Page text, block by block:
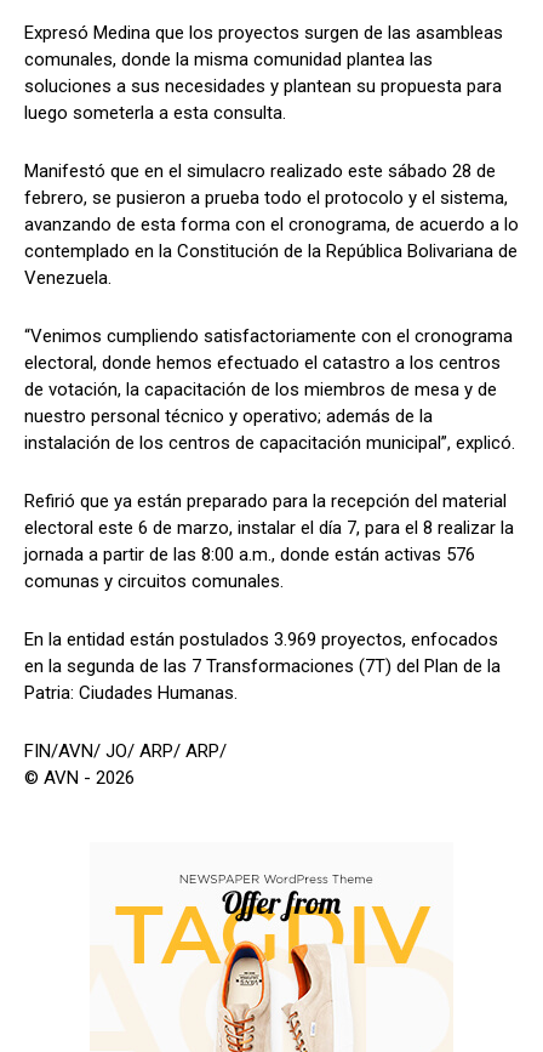
Expresó Medina que los proyectos surgen de las asambleas
comunales, donde la misma comunidad plantea las
soluciones a sus necesidades y plantean su propuesta para
luego someterla a esta consulta.
Manifestó que en el simulacro realizado este sábado 28 de
febrero, se pusieron a prueba todo el protocolo y el sistema,
avanzando de esta forma con el cronograma, de acuerdo a lo
contemplado en la Constitución de la República Bolivariana de
Venezuela.
“Venimos cumpliendo satisfactoriamente con el cronograma
electoral, donde hemos efectuado el catastro a los centros
de votación, la capacitación de los miembros de mesa y de
nuestro personal técnico y operativo; además de la
instalación de los centros de capacitación municipal”, explicó.
Refirió que ya están preparado para la recepción del material
electoral este 6 de marzo, instalar el día 7, para el 8 realizar la
jornada a partir de las 8:00 a.m., donde están activas 576
comunas y circuitos comunales.
En la entidad están postulados 3.969 proyectos, enfocados
en la segunda de las 7 Transformaciones (7T) del Plan de la
Patria: Ciudades Humanas.
FIN/AVN/ JO/ ARP/ ARP/
© AVN - 2026